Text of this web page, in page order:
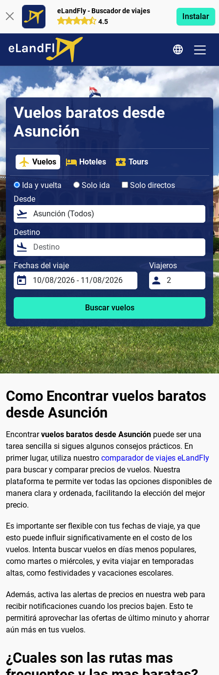
eLandFly - Buscador de viajes
4.5
Instalar
Vuelos baratos desde
Asunción
Vuelos Hoteles Tours
Ida y vuelta Solo ida
Solo directos
Desde
Destino
Fechas del viaje Viajeros
Buscar vuelos
Como Encontrar vuelos baratos
desde Asunción
Encontrarvuelos baratos desde Asunción puede ser una
tarea sencilla si sigues algunos consejos prácticos. En
primer lugar, utiliza nuestro comparador de viajes eLandFly
para buscar y comparar precios de vuelos. Nuestra
plataforma te permite ver todas las opciones disponibles de
manera clara y ordenada, facilitando la elección del mejor
precio.
Es importante ser flexible con tus fechas de viaje, ya que
esto puede influir significativamente en el costo de los
vuelos. Intenta buscar vuelos en días menos populares,
como martes o miércoles, y evita viajar en temporadas
altas, como festividades y vacaciones escolares.
Además, activa las alertas de precios en nuestra web para
recibir notificaciones cuando los precios bajen. Esto te
permitirá aprovechar las ofertas de último minuto y ahorrar
aún más en tus vuelos.
¿Cuales son las rutas mas